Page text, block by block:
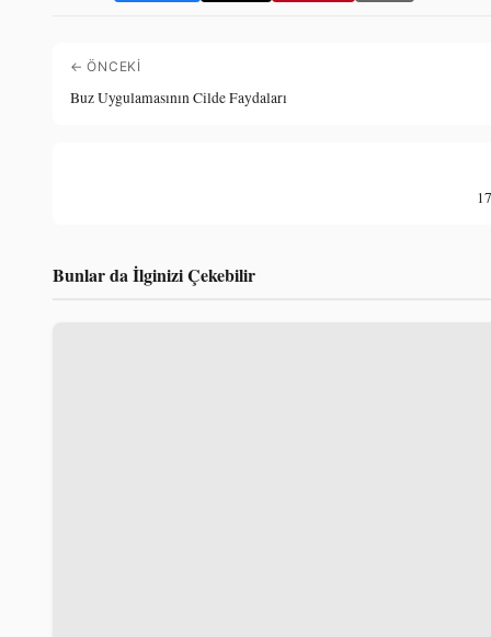
← ÖNCEKI
Buz Uygulamasının Cilde Faydaları
Bunlar da İlginizi Çekebilir